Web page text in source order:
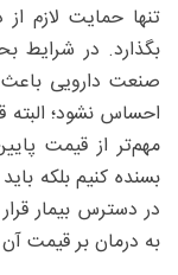
تنها حمایت لازم
بگذارد. در شرایط
صنعت دارویی باعث
احساس نشود؛
مهم‌تر از قیمت
بسنده کنیم بلکه
در دسترس بیمار
به درمان بر قیمت